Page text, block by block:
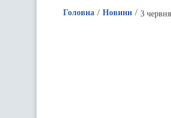
Головна Новини 3